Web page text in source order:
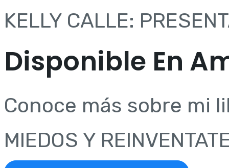
KELLY CALLE:
Disponible En
Conoce más sobre mi
MIEDOS Y